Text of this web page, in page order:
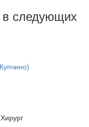
в следующих